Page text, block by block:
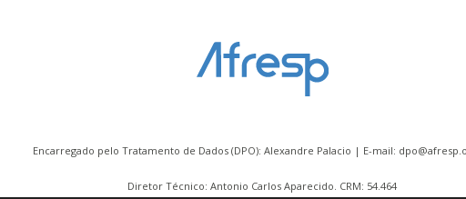
Encarregado pelo Tratamento de Dados (DPO): Alexandre Palacio | E-mail:
Diretor Técnico: Antonio Carlos Aparecido. CRM: 54.464